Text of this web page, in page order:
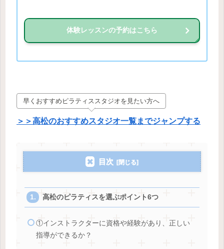
体験レッスンの予約はこちら
早くおすすめピラティススタジオを見たい方へ
＞＞高松のおすすめスタジオ一覧までジャンプする
目次
高松のピラティスを選ぶポイント6つ
①インストラクターに資格や経験があり、正しい
指導ができるか？